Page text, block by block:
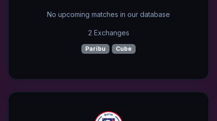
No upcoming matches in our database
2 Exchanges
Paribu Cube